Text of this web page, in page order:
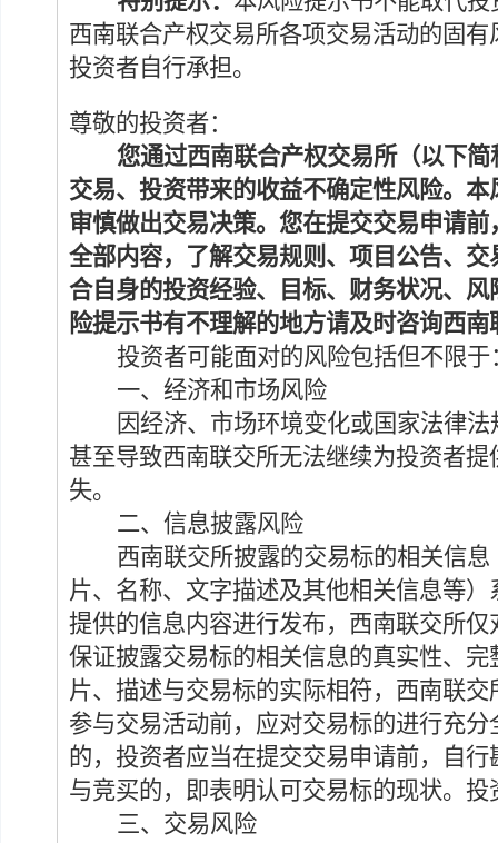
西南联合产权交易所各项交易活动的固
投资者自行承担。
尊敬的投资者：
您通过西南联合产权交易所（以下简
交易、投资带来的收益不确定性风险。
审慎做出交易决策。您在提交交易申请
全部内容，了解交易规则、 项目 公告、交
合自身的投资经验、目标、财务状况、
险提示书有不理解的地方请及时咨询西
投资者可能面对的风险包括但不限于
一、 经济和市场风险
因经济、市场环境变化或国家法律法
甚至导致西南联交所无法继续为投资者
失。
二、 信息披露风险
西南联交所披露的交易标的相关信
片、名称、文字描述及其他相关信息等
提供的信息内容进行发布，西南联交所
保证披露交易标的相关信息的真实性、
片、描述与交易标的实际相符，西南联
参与交易活动前，应对交易标的进行充
的，投资者应当在提交交易申请前，自
与竞买的，即表明认可交易标的现状。投
三、交易风险